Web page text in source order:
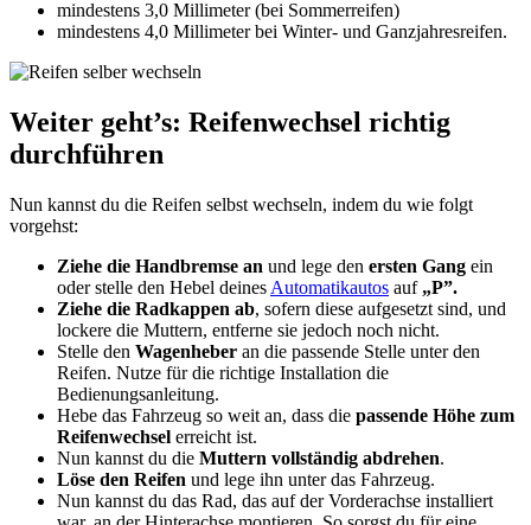
mindestens 3,0 Millimeter (bei Sommerreifen)
mindestens 4,0 Millimeter bei Winter- und Ganzjahresreifen.
Weiter geht’s: Reifenwechsel richtig
durchführen
Nun kannst du die Reifen selbst wechseln, indem du wie folgt
vorgehst:
Ziehe die Handbremse an und lege den ersten Gang ein
oder stelle den Hebel deines Automatikautos auf „P”.
Ziehe die Radkappen ab, sofern diese aufgesetzt sind, und
lockere die Muttern, entferne sie jedoch noch nicht.
Stelle den Wagenheber an die passende Stelle unter den
Reifen. Nutze für die richtige Installation die
Bedienungsanleitung.
Hebe das Fahrzeug so weit an, dass die passende Höhe zum
Reifenwechsel erreicht ist.
Nun kannst du die Muttern vollständig abdrehen.
Löse den Reifen und lege ihn unter das Fahrzeug.
Nun kannst du das Rad, das auf der Vorderachse installiert